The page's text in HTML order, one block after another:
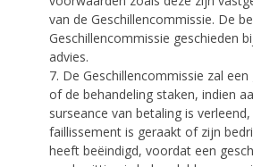
van de Geschillencommissie. De
Geschillencommissie geschieden
advies.
7. De Geschillencommissie zal
of de behandeling staken, indien
surseance van betaling is
faillissement is geraakt of zijn
heeft beëindigd, voordat een